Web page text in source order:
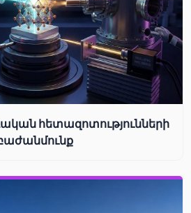
հետազոտությունների